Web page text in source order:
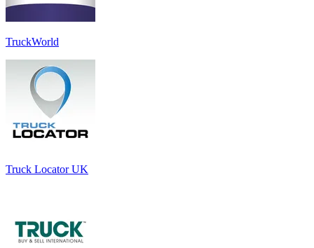
TruckWorld
Truck Locator UK